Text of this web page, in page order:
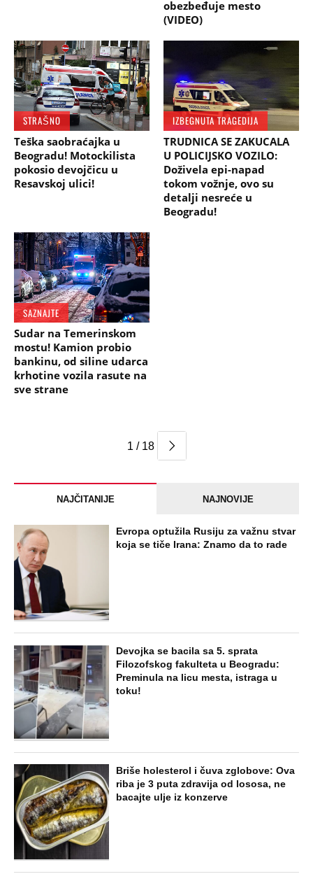
obezbeđuje mesto
(VIDEO)
STRAŠNO
Teška saobraćajka u
Beogradu! Motockilista
pokosio devojčicu u
Resavskoj ulici!
IZBEGNUTA TRAGEDIJA
TRUDNICA SE ZAKUCALA
U POLICIJSKO VOZILO:
Doživela epi-napad
tokom vožnje, ovo su
detalji nesreće u
Beogradu!
SAZNAJTE
Sudar na Temerinskom
mostu! Kamion probio
bankinu, od siline udarca
krhotine vozila rasute na
sve strane
1 / 18
NAJČITANIJE NAJNOVIJE
Evropa optužila Rusiju za važnu stvar
koja se tiče Irana: Znamo da to rade
Devojka se bacila sa 5. sprata
Filozofskog fakulteta u Beogradu:
Preminula na licu mesta, istraga u
toku!
Briše holesterol i čuva zglobove: Ova
riba je 3 puta zdravija od lososa, ne
bacajte ulje iz konzerve